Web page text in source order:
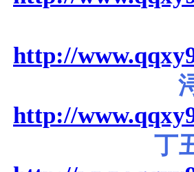
http://
http://
丁